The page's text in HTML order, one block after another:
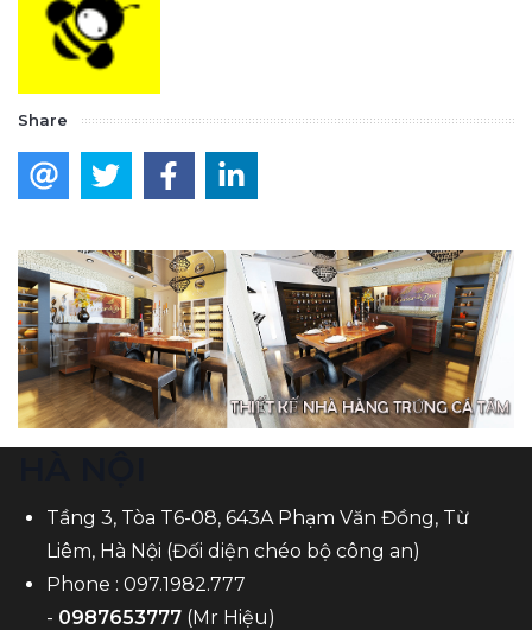
Share
Tầng 3, Tòa T6-08, 643A Phạm Văn Đồng, Từ
Liêm, Hà Nội (Đối diện chéo bộ công an)
Phone : 097.1982.777
- 0987653777 (Mr Hiệu)